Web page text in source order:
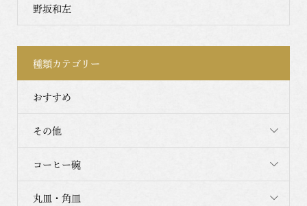
野坂和左
種類カテゴリー
おすすめ
その他
コーヒー碗
丸皿・角皿